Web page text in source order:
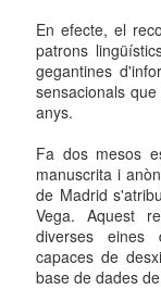
En efecte, el
patrons
gegantines
sensacionals
anys.
Fa dos mesos
manuscrita i
de Madrid
Vega. Aquest
diverses eines
capaces de
base de dades